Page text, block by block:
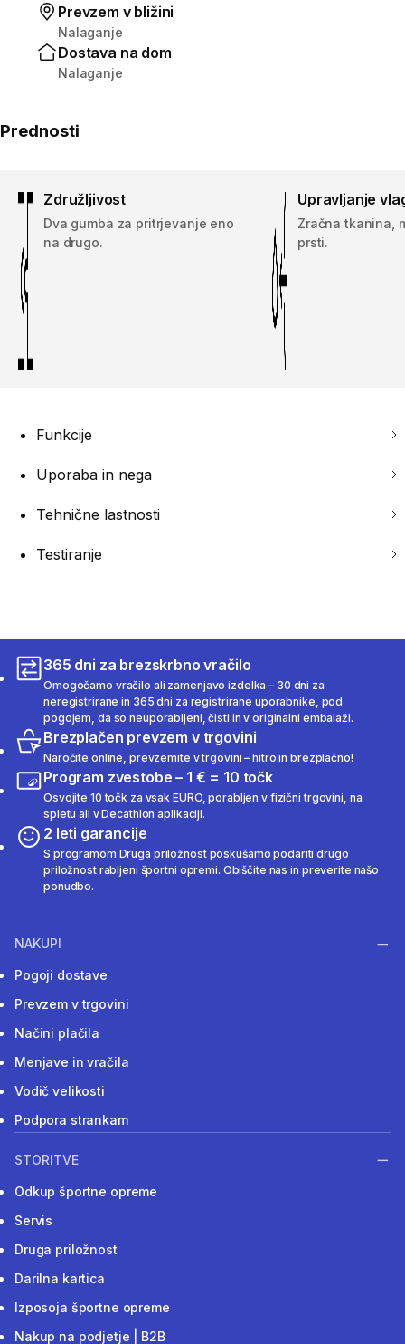
Prevzem v bližini
Nalaganje
Dostava na dom
Nalaganje
Prednosti
Združljivost
Dva gumba za pritrjevanje eno
na drugo.
Upravljanje
Zračna tkanina,
prsti.
Funkcije
Uporaba in nega
Tehnične lastnosti
Testiranje
365 dni za brezskrbno vračilo
Omogočamo vračilo ali zamenjavo izdelka – 30 dni za
neregistrirane in 365 dni za registrirane uporabnike, pod
pogojem, da so neuporabljeni, čisti in v originalni embalaži.
Brezplačen prevzem v trgovini
Naročite online, prevzemite v trgovini – hitro in brezplačno!
Program zvestobe – 1 € = 10 točk
Osvojite 10 točk za vsak EURO, porabljen v fizični trgovini, na
spletu ali v Decathlon aplikaciji.
2 leti garancije
S programom Druga priložnost poskušamo podariti drugo
priložnost rabljeni športni opremi. Obiščite nas in preverite našo
ponudbo.
NAKUPI
Pogoji dostave
Prevzem v trgovini
Načini plačila
Menjave in vračila
Vodič velikosti
Podpora strankam
STORITVE
Odkup športne opreme
Servis
Druga priložnost
Darilna kartica
Izposoja športne opreme
Nakup na podjetje | B2B